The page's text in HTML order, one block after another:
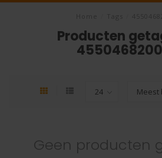
Producten
Geen producten